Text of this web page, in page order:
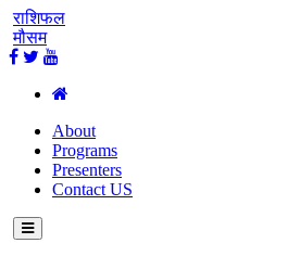
राशिफल
मौसम
About
Programs
Presenters
Contact US